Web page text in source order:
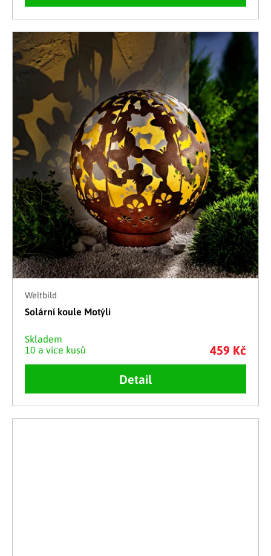
Weltbild
Solární koule Motýli
Skladem
10 a více kusů
459 Kč
Detail